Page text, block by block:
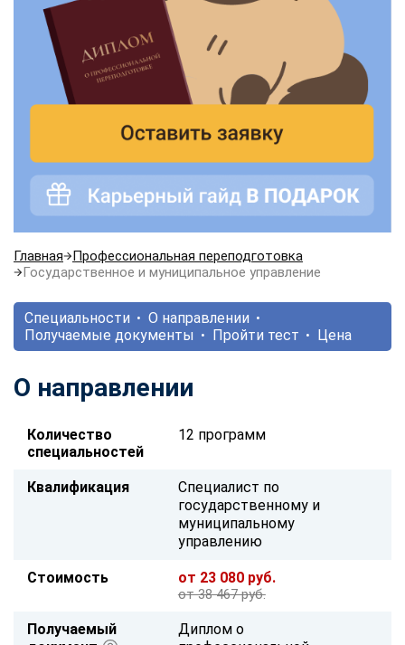
Главная
Профессиональная переподготовка
Государственное и муниципальное управление
Специальности
О направлении
Получаемые документы
Пройти тест Цена
О направлении
Количество
специальностей
12 программ
Квалификация
Специалист по
государственному и
муниципальному
управлению
Стоимость от 23 080 руб.
от 38 467 руб.
Получаемый
Диплом о